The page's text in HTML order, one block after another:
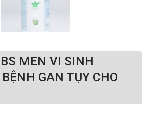
MEN VI SINH
GAN TỤY CHO